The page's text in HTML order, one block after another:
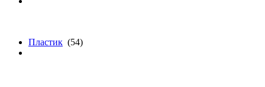
Пластик (54)